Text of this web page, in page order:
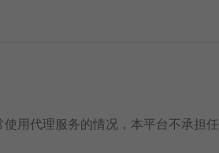
用代理服务的情况，本平台不承担任